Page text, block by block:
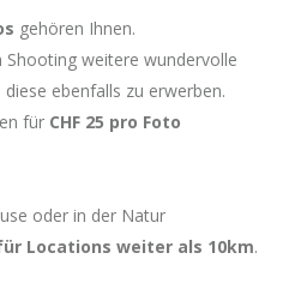
gehören Ihnen.
weitere wundervolle
ebenfalls zu erwerben.
für CHF 25 pro Foto
oder in der Natur
Locations weiter als 10km.